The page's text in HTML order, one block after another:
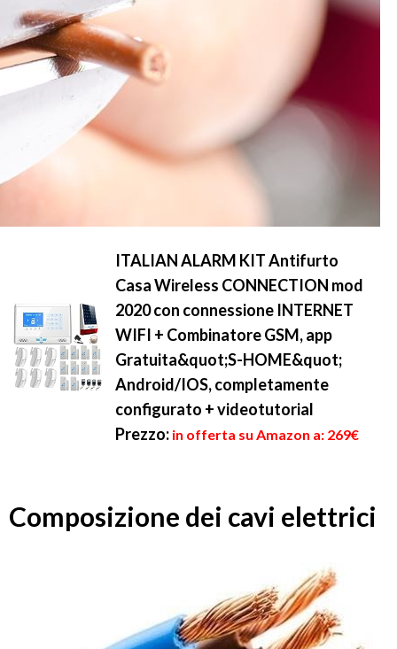
ITALIAN ALARM KIT Antifurto
Casa Wireless CONNECTION mod
2020 con connessione INTERNET
WIFI + Combinatore GSM, app
Gratuita&quot;S-HOME&quot;
Android/IOS, completamente
configurato + videotutorial
Prezzo: in offerta su Amazon a: 269€
Composizione dei cavi elettrici